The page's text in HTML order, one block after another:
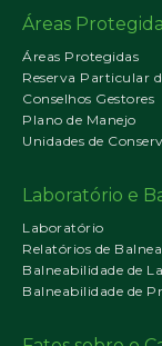
Áreas
Áreas Protegidas
Reserva Particular
Conselhos Gestores
Plano de Manejo
Unidades de
Laboratório e
Laboratório
Relatórios de
Balneabilidade de
Balneabilidade de